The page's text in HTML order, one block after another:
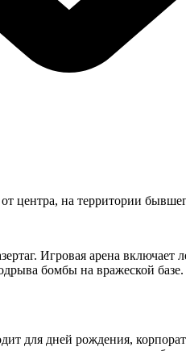
центра, на территории
Игровая арена
бомбы на вражеской
для дней рождения,